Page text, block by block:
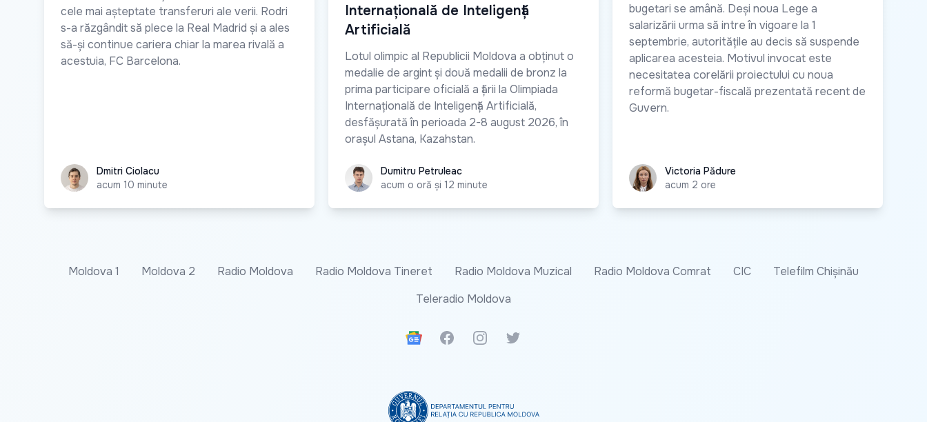
cele mai așteptate transferuri ale verii. Rodri
s-a răzgândit să plece la Real Madrid și a ales
să-și continue cariera chiar la marea rivală a
acestuia, FC Barcelona.
Dmitri Ciolacu
Dmitri Ciolacu
acum 10 minute
Internațională de Inteligență
Artificială
Lotul olimpic al Republicii Moldova a obținut o
medalie de argint și două medalii de bronz la
prima participare oficială a țării la Olimpiada
Internațională de Inteligență Artificială,
desfășurată în perioada 2-8 august 2026, în
orașul Astana, Kazahstan.
Dumitru Petruleac
Dumitru Petruleac
acum o oră și 12 minute
bugetari se amână. Deși noua Lege a
salarizării urma să intre în vigoare la 1
septembrie, autoritățile au decis să suspende
aplicarea acesteia. Motivul invocat este
necesitatea corelării proiectului cu noua
reformă bugetar-fiscală prezentată recent de
Guvern.
Victoria Pădure
Victoria Pădure
acum 2 ore
Moldova 1 Moldova 2 Radio Moldova Radio Moldova Tineret Radio Moldova Muzical Radio Moldova Comrat CIC
Telefilm Chișinău
Teleradio Moldova
Google News
FacebookInstagramTwitter